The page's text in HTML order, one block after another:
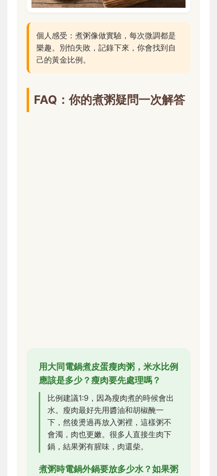
個人感受：煮粥像做實驗，每次微調都是
樂趣。別怕失敗，記錄下來，你會找到自
己的黃金比例。
FAQ：你的煮粥疑問一次解答
用大同電鍋煮皮蛋瘦肉粥，米水比例
應該是多少？瘦肉要先處理嗎？
比例建議1:9，因為瘦肉煮的時候會出
水。瘦肉最好先用醬油和胡椒醃一
下，然後燙過再放入粥裡，這樣粥不
會濁，肉也更嫩。很多人直接生肉下
鍋，結果粥有腥味，肉還柴。
煮粥時電鍋外鍋要放多少水？如果粥